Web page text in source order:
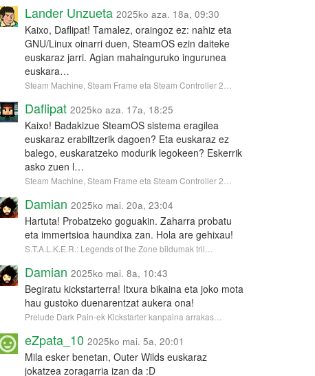
Lander Unzueta 2025ko aza. 18a, 09:30
Kaixo, Daflipat! Tamalez, oraingoz ez: nahiz eta
GNU/Linux oinarri duen, SteamOS ezin daiteke
euskaraz jarri. Agian mahainguruko ingurunea
euskara…
Steam Machine, Steam Frame eta Steam Controller 2…
Daflipat 2025ko aza. 17a, 18:25
Kaixo! Badakizue SteamOS sistema eragilea
euskaraz erabiltzerik dagoen? Eta euskaraz ez
balego, euskaratzeko modurik legokeen? Eskerrik
asko zuen l…
Steam Machine, Steam Frame eta Steam Controller 2…
Damian 2025ko mai. 20a, 23:04
Hartuta! Probatzeko goguakin. Zaharra probatu
eta immertsioa haundixa zan. Hola are gehixau!
S.T.A.L.K.E.R.: Legends of the Zone bildumak tril…
Damian 2025ko mai. 8a, 10:43
Begiratu kickstarterra! Itxura bikaina eta joko mota
hau gustoko duenarentzat aukera ona!
Prelude Dark Pain-ek Kickstarter kanpaina arrakas…
eZpata_10 2025ko mai. 5a, 20:01
Mila esker benetan, Outer Wilds euskaraz
jokatzea zoragarria izan da :D